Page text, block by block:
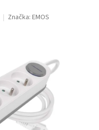
Značka: EMOS